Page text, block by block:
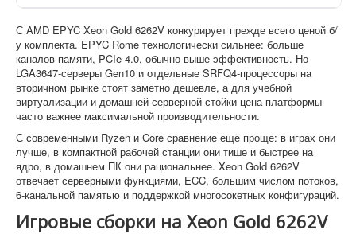
С AMD EPYC Xeon Gold 6262V конкурирует прежде всего ценой б/
у комплекта. EPYC Rome технологически сильнее: больше
каналов памяти, PCIe 4.0, обычно выше эффективность. Но
LGA3647-серверы Gen10 и отдельные SRFQ4-процессоры на
вторичном рынке стоят заметно дешевле, а для учебной
виртуализации и домашней серверной стойки цена платформы
часто важнее максимальной производительности.
С современными Ryzen и Core сравнение ещё проще: в играх они
лучше, в компактной рабочей станции они тише и быстрее на
ядро, в домашнем ПК они рациональнее. Xeon Gold 6262V
отвечает серверными функциями, ECC, большим числом потоков,
6-канальной памятью и поддержкой многосокетных конфигураций.
Игровые сборки на Xeon Gold 6262V